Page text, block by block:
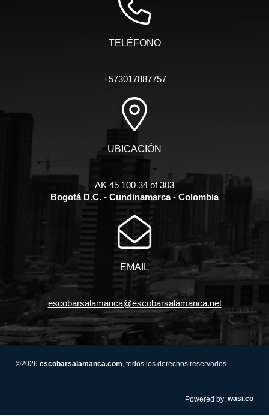
TELÉFONO
+573017887757
UBICACIÓN
AK 45 100 34 of 303
Bogotá D.C. - Cundinamarca - Colombia
EMAIL
escobarsalamanca@escobarsalamanca.net
©2026 escobarsalamanca.com, todos los derechos reservados.
Powered by: wasi.co